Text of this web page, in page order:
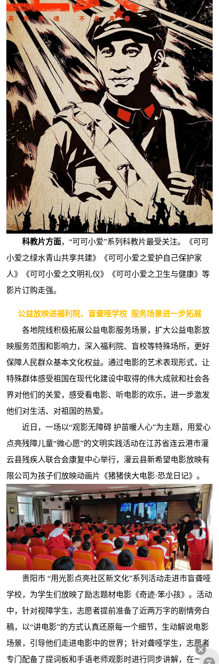
科教片方面，“可可小爱”系列科教片最受关注。《可可
小爱之绿水青山共享共建》《可可小爱之爱护自己保护家
人》《可可小爱之文明礼仪》《可可小爱之卫生与健康》等
影片订购走强。
公益放映进福利院、盲聋哑学校 服务场景进一步拓展
各地院线积极拓展公益电影服务场景，扩大公益电影放
映服务范围和影响力，深入福利院、盲校等特殊场所，更好
保障人民群众基本文化权益。通过电影的艺术表现形式，让
特殊群体感受祖国在现代化建设中取得的伟大成就和社会各
界对他们的关爱，感受看电影、听电影的欢乐，进一步激发
他们对生活、对祖国的热爱。
近日，一场以“观影无障碍 护苗暖人心”为主题，用爱心
点亮残障儿童“微心愿”的文明实践活动在江苏省连云港市灌
云县残疾人联合会康复中心举行，灌云县新希望电影放映有
限公司为孩子们放映动画片《猪猪侠大电影·恐龙日记》。
贵阳市 “用光影点亮社区新文化”系列活动走进市盲聋哑
学校，为学生们放映了励志题材电影《奇迹·笨小孩》。活动
中，针对视障学生，志愿者提前准备了近两万字的剧情旁白
稿，以“讲电影”的方式认真还原每一个细节，生动解说电影
场景，引导他们走进电影中的世界；针对聋哑学生，志愿者
专门配备了提词板和手语老师观影时进行同步讲解，在一问